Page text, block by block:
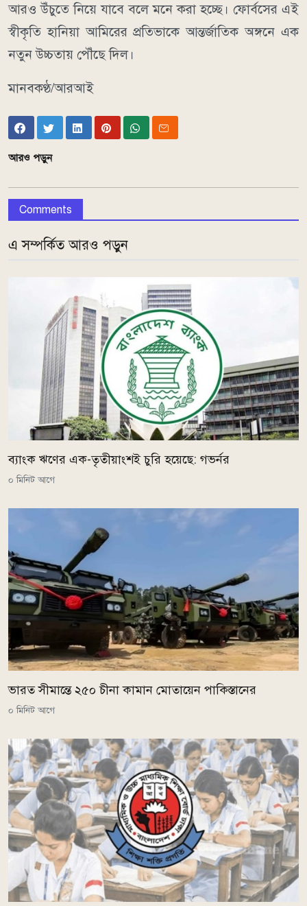
আরও উঁচুতে নিয়ে যাবে বলে মনে করা হচ্ছে। ফোর্বসের এই
স্বীকৃতি হানিয়া আমিরের প্রতিভাকে আন্তর্জাতিক অঙ্গনে এক
নতুন উচ্চতায় পৌঁছে দিল।
মানবকণ্ঠ/আরআই
আরও পড়ুন
Comments
এ সম্পর্কিত আরও পড়ুন
ব্যাংক ঋণের এক-তৃতীয়াংশই চুরি হয়েছে: গভর্নর
০ মিনিট আগে
ভারত সীমান্তে ২৫০ চীনা কামান মোতায়েন পাকিস্তানের
০ মিনিট আগে